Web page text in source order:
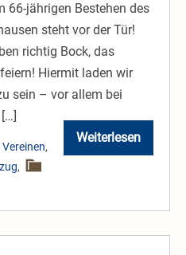
66-jährigen Bestehen des
steht vor der Tür!
richtig Bock, das
Hiermit laden wir
sein – vor allem bei
Weiterlesen
66
Jahre
,
,